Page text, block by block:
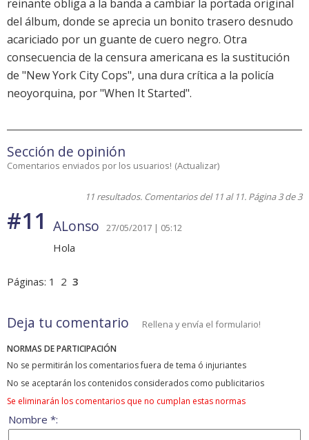
reinante obliga a la banda a cambiar la portada original
del álbum, donde se aprecia un bonito trasero desnudo
acariciado por un guante de cuero negro. Otra
consecuencia de la censura americana es la sustitución
de "New York City Cops", una dura crítica a la policía
neoyorquina, por "When It Started".
Sección de opinión
Comentarios enviados por los usuarios! (Actualizar)
11 resultados. Comentarios del 11 al 11. Página 3 de 3
#11 ALonso 27/05/2017 | 05:12
Hola
Páginas: 1 2 3
Deja tu comentario Rellena y envía el formulario!
NORMAS DE PARTICIPACIÓN
No se permitirán los comentarios fuera de tema ó injuriantes
No se aceptarán los contenidos considerados como publicitarios
Se eliminarán los comentarios que no cumplan estas normas
Nombre *: